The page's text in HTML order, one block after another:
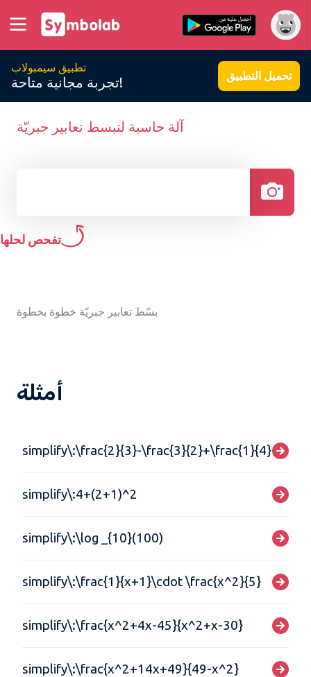
تطبيق سيمبولاب
تجربة مجانية متاحة! تحميل التطبيق
آلة حاسبة لتبسط تعابير جبريّة
تفحص لحلها
بسّط تعابير جبريّة خطوة بخطوة
أمثلة
simplify\:\frac{2}{3}-\frac{3}{2}+\frac{1}{4}
simplify\:4+(2+1)^2
simplify\:\log _{10}(100)
simplify\:\frac{1}{x+1}\cdot \frac{x^2}{5}
simplify\:\frac{x^2+4x-45}{x^2+x-30}
simplify\:\frac{x^2+14x+49}{49-x^2}